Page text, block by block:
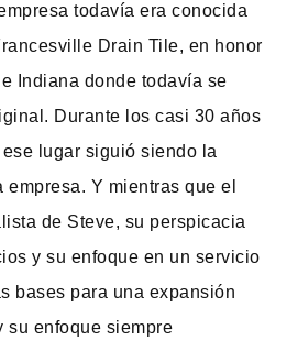
todavía era conocida
Drain Tile, en honor
Indiana donde todavía se
Durante los casi 30 años
lugar siguió siendo la
Y mientras que el
de Steve, su perspicacia
y su enfoque en un servicio
bases para una expansión
su enfoque siempre